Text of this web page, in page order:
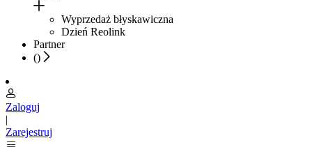
Wyprzedaż błyskawiczna
Dzień Reolink
Partner
()
Zaloguj
|
Zarejestruj